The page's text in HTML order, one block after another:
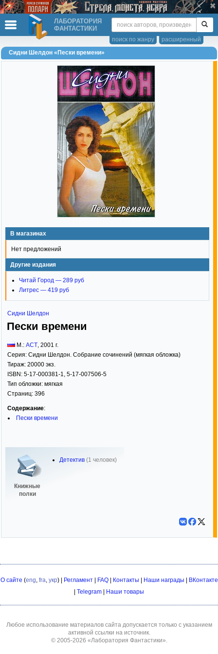
ЛАБОРАТОРИЯ
ФАНТАСТИКИ
расширенный
поиск по жанру
Сидни Шелдон «Пески времени»
В магазинах
Нет предложений
Другие издания
Читай Город — 289 руб
Литрес — 419 руб
Сидни Шелдон
Пески времени
М.: АСТ, 2001 г.
Серия: Сидни Шелдон. Собрание сочинений (мягкая обложка)
Тираж: 20000 экз.
ISBN: 5-17-000381-1, 5-17-007506-5
Тип обложки: мягкая
Страниц: 396
Содержание:
Пески времени
Книжные
полки
Детектив (1 человек)
О сайте (eng, fra, укр) | Регламент| FAQ| Контакты Наши награды
ВКонтакте
Telegram Наши товары
Любое использование материалов сайта допускается только с указанием
активной ссылки на источник.
© 2005-2026 «Лаборатория Фантастики».